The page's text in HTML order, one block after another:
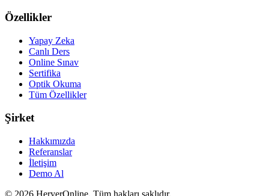
Özellikler
Yapay Zeka
Canlı Ders
Online Sınav
Sertifika
Optik Okuma
Tüm Özellikler
Şirket
Hakkımızda
Referanslar
İletişim
Demo Al
© 2026 HeryerOnline. Tüm hakları saklıdır.